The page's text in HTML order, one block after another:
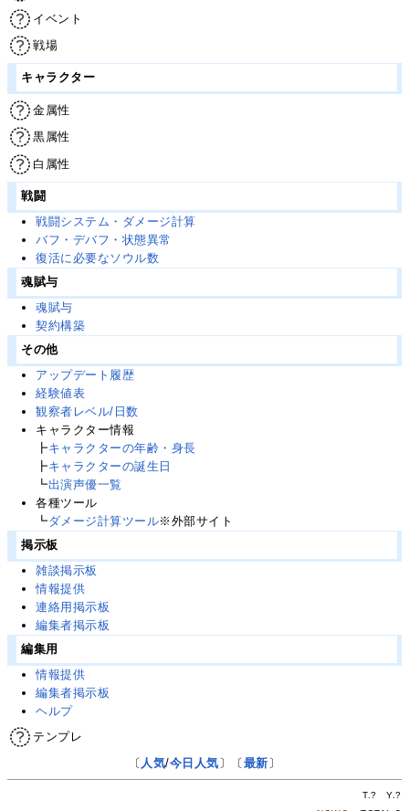
イベント
戦場
キャラクター
金属性
黒属性
白属性
戦闘
戦闘システム・ダメージ計算
バフ・デバフ・状態異常
復活に必要なソウル数
魂賦与
魂賦与
契約構築
その他
アップデート履歴
経験値表
観察者レベル/日数
キャラクター情報
┣キャラクターの年齢・身長
┣キャラクターの誕生日
┗出演声優一覧
各種ツール
┗ダメージ計算ツール※外部サイト
掲示板
雑談掲示板
情報提供
連絡用掲示板
編集者掲示板
編集用
情報提供
編集者掲示板
ヘルプ
テンプレ
〔 人気/今日人気 〕〔 最新 〕
T.? Y.?